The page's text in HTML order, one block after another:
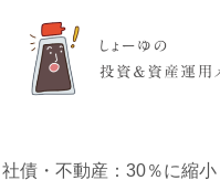
債・不動産：30％に縮